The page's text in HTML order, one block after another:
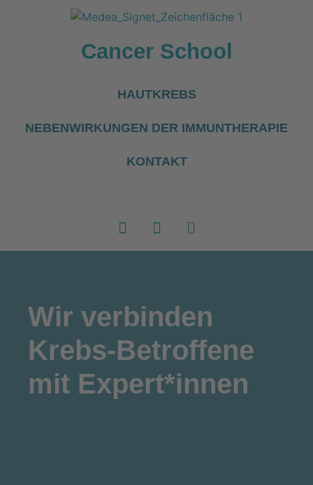
Cancer School
HAUTKREBS
NEBENWIRKUNGEN DER IMMUNTHERAPIE
KONTAKT
Wir verbinden
Krebs-Betroffene
mit Expert*innen